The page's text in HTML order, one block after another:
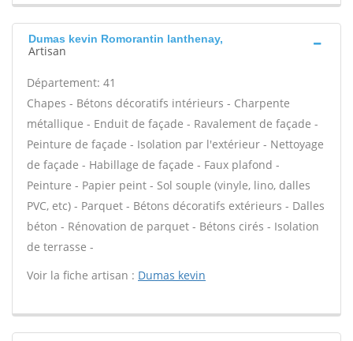
Dumas kevin Romorantin lanthenay,
Artisan
Département: 41
Chapes - Bétons décoratifs intérieurs - Charpente
métallique - Enduit de façade - Ravalement de façade -
Peinture de façade - Isolation par l'extérieur - Nettoyage
de façade - Habillage de façade - Faux plafond -
Peinture - Papier peint - Sol souple (vinyle, lino, dalles
PVC, etc) - Parquet - Bétons décoratifs extérieurs - Dalles
béton - Rénovation de parquet - Bétons cirés - Isolation
de terrasse -
Voir la fiche artisan : Dumas kevin